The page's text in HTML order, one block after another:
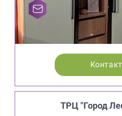
ТРЦ "Город